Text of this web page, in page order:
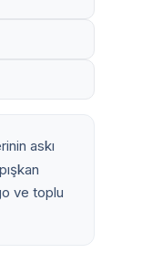
askı
ve toplu